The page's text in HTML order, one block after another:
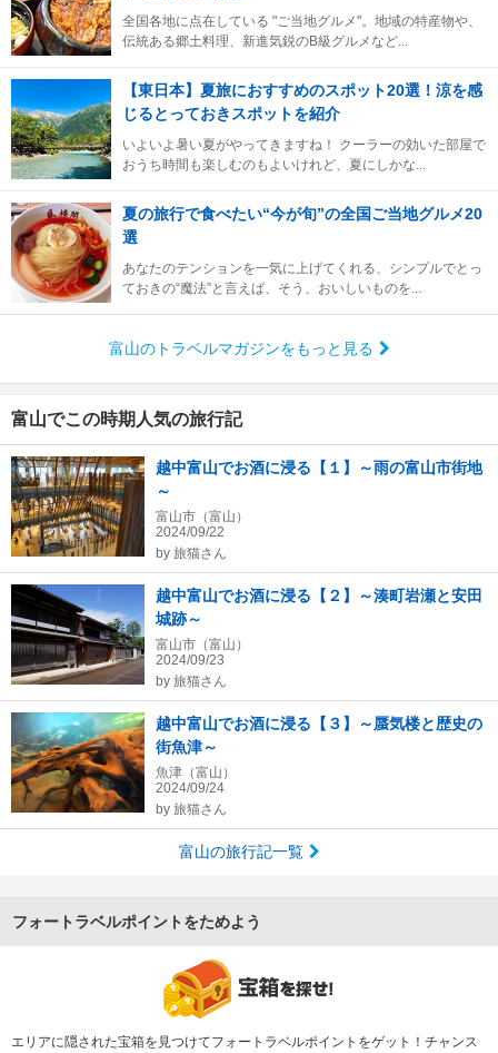
全国各地に点在している "ご当地グルメ"。地域の特産物や、
伝統ある郷土料理、新進気鋭のB級グルメなど...
【東日本】夏旅におすすめのスポット20選！涼を感
じるとっておきスポットを紹介
いよいよ暑い夏がやってきますね！ クーラーの効いた部屋で
おうち時間も楽しむのもよいけれど、夏にしかな...
夏の旅行で食べたい“今が旬”の全国ご当地グルメ20
選
あなたのテンションを一気に上げてくれる、シンプルでとっ
ておきの“魔法”と言えば、そう、おいしいものを...
富山のトラベルマガジンをもっと見る
富山でこの時期人気の旅行記
越中富山でお酒に浸る【１】～雨の富山市街地
～
富山市（富山）
2024/09/22
by 旅猫さん
越中富山でお酒に浸る【２】～湊町岩瀬と安田
城跡～
富山市（富山）
2024/09/23
by 旅猫さん
越中富山でお酒に浸る【３】～蜃気楼と歴史の
街魚津～
魚津（富山）
2024/09/24
by 旅猫さん
富山の旅行記一覧
フォートラベルポイントをためよう
エリアに隠された宝箱を見つけてフォートラベルポイントをゲット！チャンス